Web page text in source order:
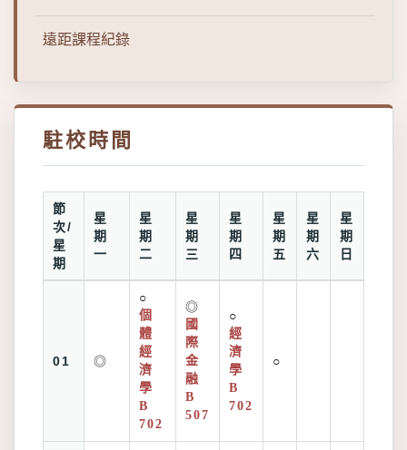
遠距課程紀錄
駐校時間
節
次/
星
期
星
期
一
星
期
二
星
期
三
星
期
四
星
期
五
星
期
六
星
期
日
01 ◎
○
個
體
經
濟
學
B
702
◎
國
際
金
融
B
507
○
經
濟
學
B
702
○